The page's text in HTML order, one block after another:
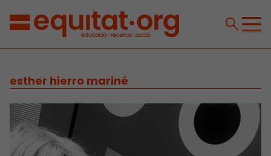
esther hierro mariné